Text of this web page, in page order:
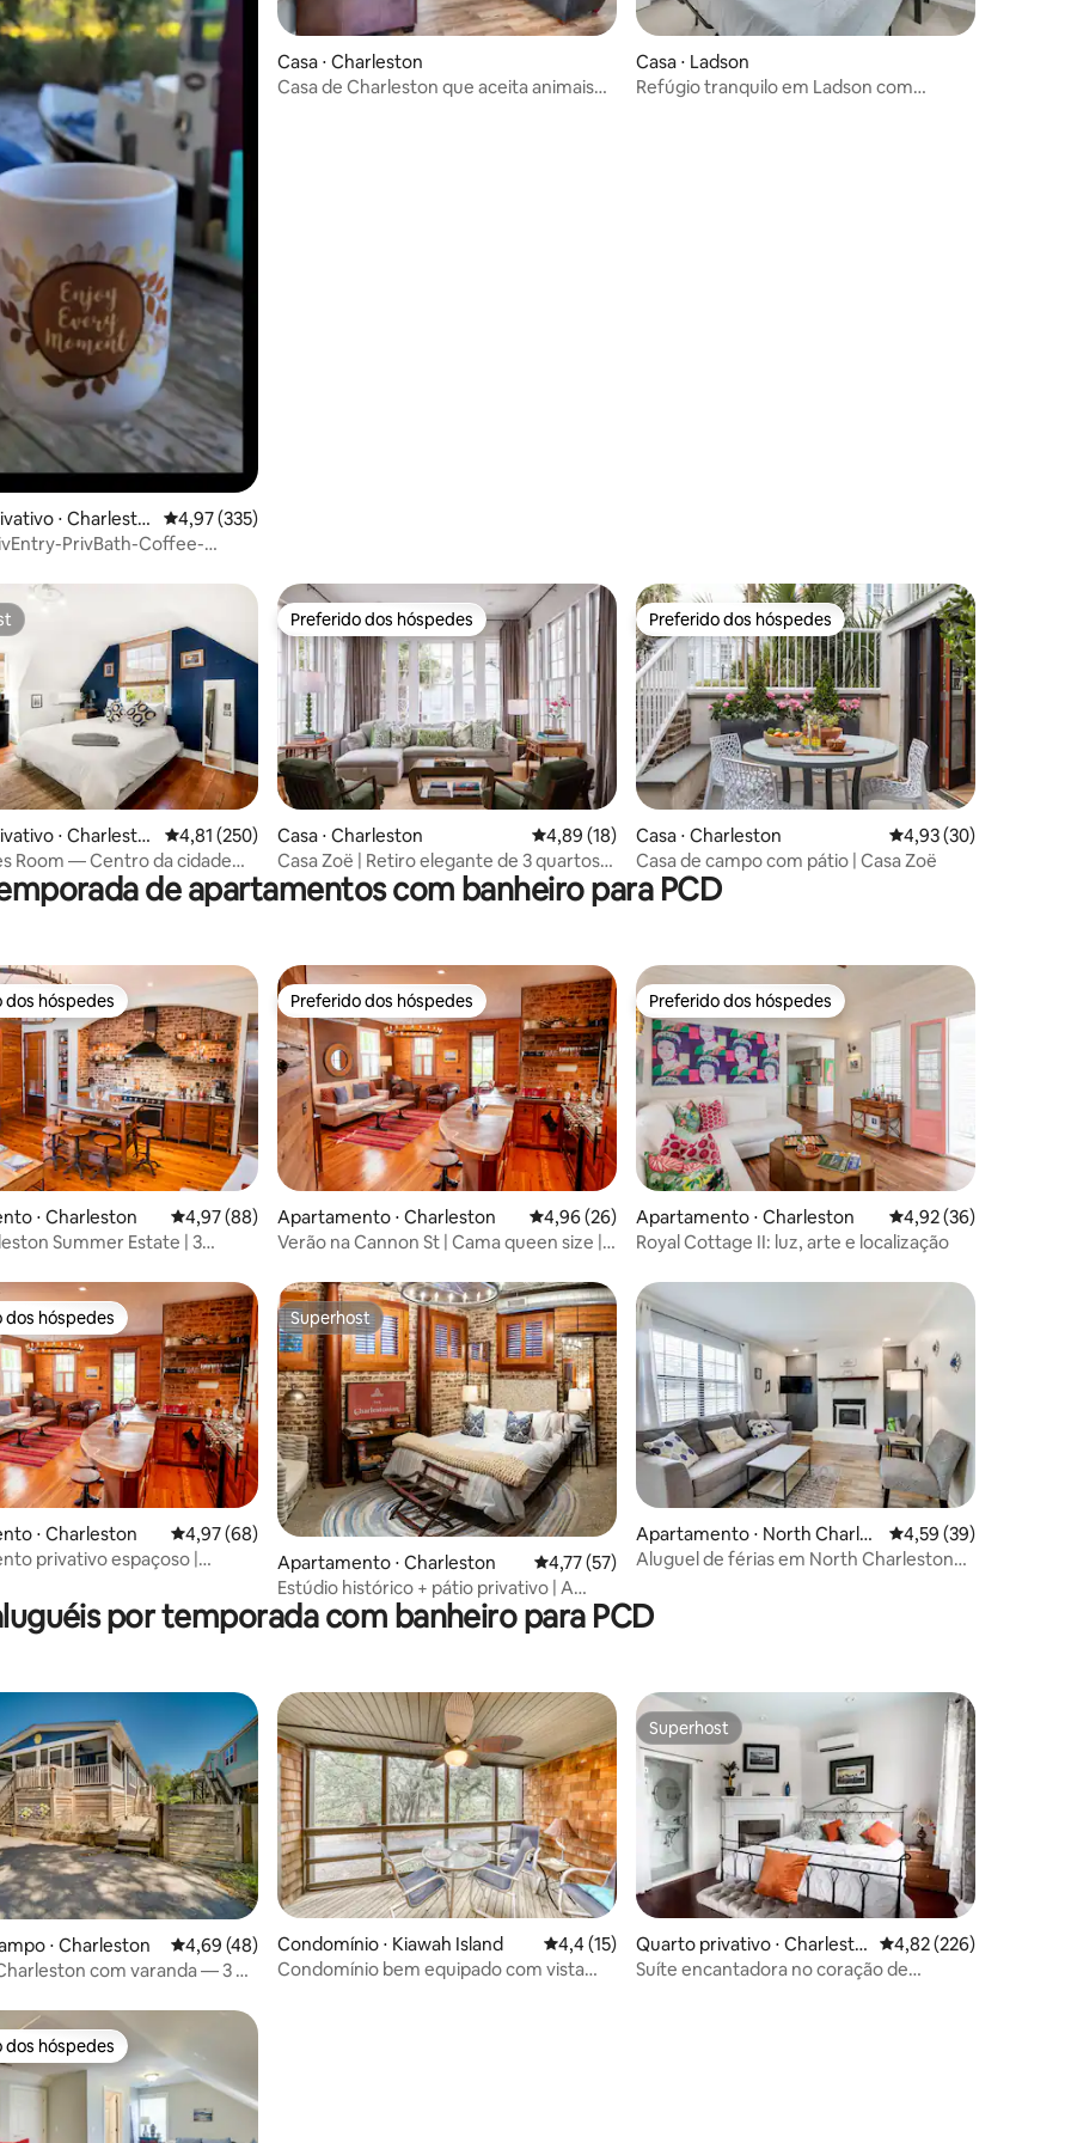
de 5, 53 avaliações
⋅ Charlesto
4,97 de uma avaliação média de 5, 335 avaliações
4,97 (335)
PrivBath-Coffee-
Casa ⋅ Charleston
Casa de Charleston que aceita animais
Casa ⋅ Ladson
Refúgio tranquilo em Ladson com
de 5, 74 avaliações
⋅ Charlesto
4,81 de uma avaliação média de 5, 250 avaliações
4,81 (250)
Room — Centro da cidade
Preferido dos hóspedes
Preferido dos hóspedes
Casa ⋅ Charleston 4,89 de uma avaliação média de 5, 18 avaliações
4,89 (18)
Casa Zoë | Retiro elegante de 3 quartos
perto da King Street
Preferido dos hóspedes
Preferido dos hóspedes
Casa ⋅ Charleston 4,93 de uma
4,93 (30)
Casa de campo com pátio | Casa Zoë
de apartamentos com banheiro para PCD
de 5, 22 avaliações
dos hóspedes
dos hóspedes
⋅ Charleston 4,97 de uma avaliação média de 5, 88 avaliações
4,97 (88)
Summer Estate | 3
Preferido dos hóspedes
Preferido dos hóspedes
Apartamento ⋅ Charleston 4,96 de uma avaliação média de 5, 26 avaliações
4,96 (26)
Verão na Cannon St | Cama queen size |
Preferido dos hóspedes
Preferido dos hóspedes
Apartamento ⋅ Charleston 4,92 de uma
4,92 (36)
Royal Cottage II: luz, arte e localização
de 5, 62 avaliações
dos hóspedes
dos hóspedes
⋅ Charleston 4,97 de uma avaliação média de 5, 68 avaliações
4,97 (68)
privativo espaçoso |
Superhost
Superhost
Apartamento ⋅ Charleston 4,77 de uma avaliação média de 5, 57 avaliações
4,77 (57)
Estúdio histórico + pátio privativo | A
poucos passos do King
Apartamento ⋅ North Charles
ton
4,59 de uma
4,59 (39)
Aluguel de férias em North Charleston
por temporada com banheiro para PCD
de 5, 88 avaliações
⋅ Charleston 4,69 de uma avaliação média de 5, 48 avaliações
4,69 (48)
com varanda — 3 Mi
Condomínio ⋅ Kiawah Island 4,4 de uma avaliação média de 5, 15 avaliações
4,4 (15)
Condomínio bem equipado com vista
Superhost
Superhost
Quarto privativo ⋅ Charlesto
n
4,82 de uma avaliação
4,82 (226)
Suíte encantadora no coração de
dos hóspedes
dos hóspedes